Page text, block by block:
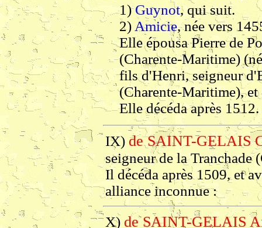
1)Guynot, qui suit.
2) Amicie, née vers
Elle épousa Pierre de
(Charente-Maritime)
fils d'Henri, seigneur
(Charente-Maritime),
Elle décéda après 1512.
IX) de SAINT-GELAIS
seigneur de la Tranchade
Il décéda après 1509, et
alliance inconnue :
X) de SAINT-GELAIS